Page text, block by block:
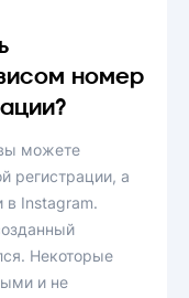
номер
можете
регистрации, а
Instagram.
Некоторые
и не